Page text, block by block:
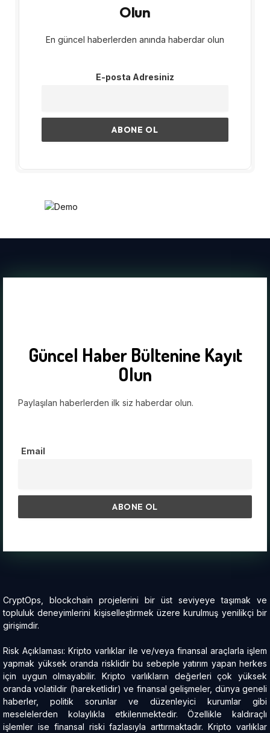
Olun
En güncel haberlerden anında haberdar olun
E-posta Adresiniz
Güncel Haber Bültenine Kayıt
Olun
Paylaşılan haberlerden ilk siz haberdar olun.
Email
CryptOps, blockchain projelerini bir üst seviyeye taşımak ve
topluluk deneyimlerini kişiselleştirmek üzere kurulmuş yenilikçi bir
girişimdir.
Risk Açıklaması: Kripto varlıklar ile ve/veya finansal araçlarla işlem
yapmak yüksek oranda risklidir bu sebeple yatırım yapan herkes
için uygun olmayabilir. Kripto varlıkların değerleri çok yüksek
oranda volatildir (hareketlidir) ve finansal gelişmeler, dünya geneli
haberler, politik sorunlar ve düzenleyici kurumlar gibi
meselelerden kolaylıkla etkilenmektedir. Özellikle kaldıraçlı
işlemler ise finansal riski fazlasıyla arttırmaktadır. Kripto varlıklar